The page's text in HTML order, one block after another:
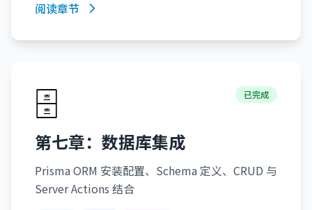
阅读章节
🗄️ 已完成
第七章：数据库集成
Prisma ORM 安装配置、Schema 定义、CRUD 与
Server Actions 结合